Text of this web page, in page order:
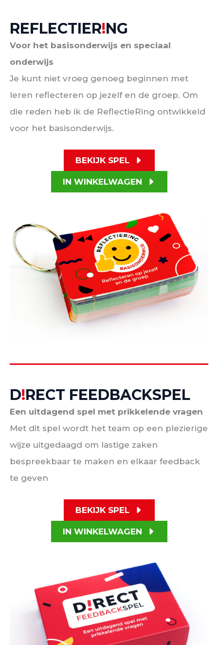
REFLECTIER!NG
Voor het basisonderwijs en speciaal
onderwijs
Je kunt niet vroeg genoeg beginnen met
leren reflecteren op jezelf en de groep. Om
die reden heb ik de ReflectieRing ontwikkeld
voor het basisonderwijs.
BEKIJK SPEL
IN WINKELWAGEN
D!RECT FEEDBACKSPEL
Een uitdagend spel met prikkelende vragen
Met dit spel wordt het team op een plezierige
wijze uitgedaagd om lastige zaken
bespreekbaar te maken en elkaar feedback
te geven
BEKIJK SPEL
IN WINKELWAGEN